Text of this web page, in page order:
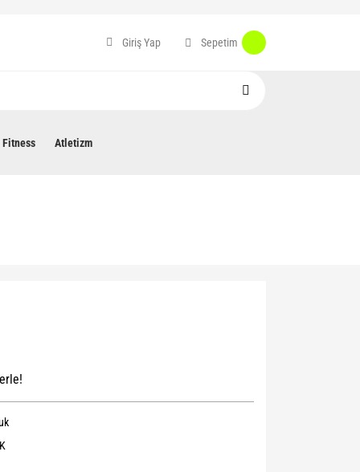
Giriş Yap Sepetim
Fitness Atletizm